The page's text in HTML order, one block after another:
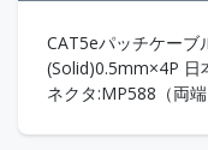
CAT5eパッチケーブ
(Solid)0.5mm×4P 日
ネクタ:MP588（両